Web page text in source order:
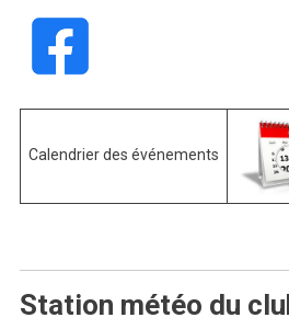
Calendrier des événements
Station météo du